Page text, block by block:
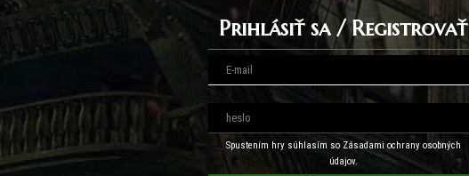
Prihlásiť sa / Registrovať
Spustením hry súhlasím so Zásadami ochrany osobných
údajov.